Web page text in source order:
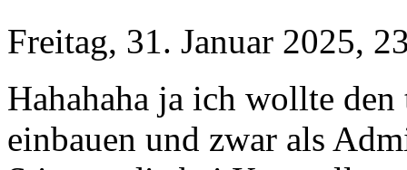
Freitag, 31. Januar 2025,
Hahahaha ja ich wollte
einbauen und zwar als